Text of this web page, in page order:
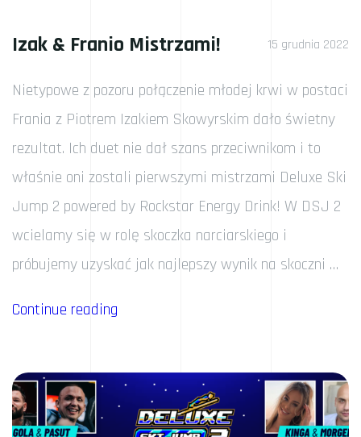
Izak & Franio Mistrzami! 15 grudnia 2022
Nietypowe z pozoru połączenie młodej krwi w postaci
Frania z Piotrem Izakiem Skowyrskim dało świetny
rezultat. Ich duet nie dał szans przeciwnikom i to
właśnie oni zostali pierwszymi mistrzami Deluxe Ski
Jump 2 powered by Rockstar Energy Drink! W DSJ 2
wcielamy się w rolę skoczka narciarskiego i
próbujemy uzyskać jak najlepszy wynik na skoczni …
Continue reading
Mistrzami!”